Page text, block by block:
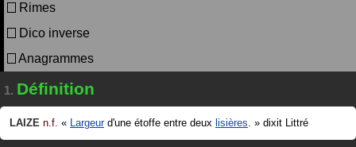
Rimes
Dico inverse
Anagrammes
1. Définition
LAIZE n.f. « Largeurd'une étoffe entre deux lisières. » dixit Littré